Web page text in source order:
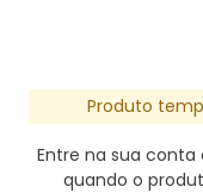
Produto
Entre na sua
quando o